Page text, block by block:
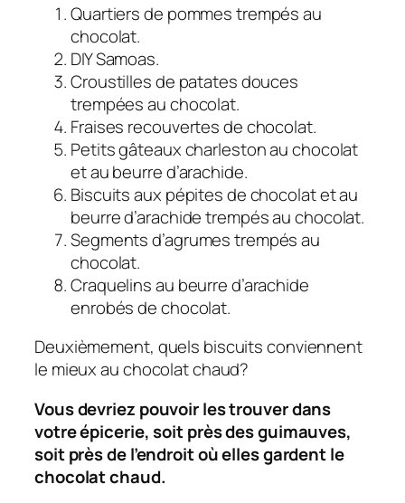
Quartiers de pommes trempés au
chocolat.
DIY Samoas.
Croustilles de patates douces
trempées au chocolat.
Fraises recouvertes de chocolat.
Petits gâteaux charleston au chocolat
et au beurre d’arachide.
Biscuits aux pépites de chocolat et au
beurre d’arachide trempés au chocolat.
Segments d’agrumes trempés au
chocolat.
Craquelins au beurre d’arachide
enrobés de chocolat.
Deuxièmement, quels biscuits conviennent
le mieux au chocolat chaud?
Vous devriez pouvoir les trouver dans
votre épicerie, soit près des guimauves,
soit près de l’endroit où elles gardent le
chocolat chaud.